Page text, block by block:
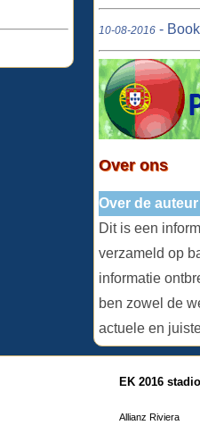
10-08-2016 -
Over ons
Over de auteur
Dit is een
verzameld op
informatie
ben zowel de
actuele en
EK 2016
Allianz Riviera